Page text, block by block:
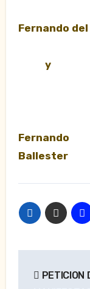
Fernando
y
Fernando
PETICION